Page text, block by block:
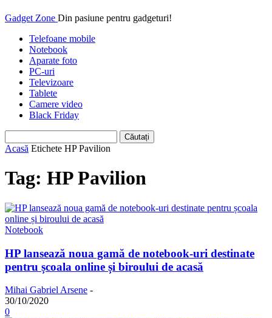
Gadget Zone Din pasiune pentru gadgeturi!
Telefoane mobile
Notebook
Aparate foto
PC-uri
Televizoare
Tablete
Camere video
Black Friday
Acasă Etichete HP Pavilion
Tag: HP Pavilion
Notebook
HP lansează noua gamă de notebook-uri destinate
pentru școala online și biroului de acasă
Mihai Gabriel Arsene -
30/10/2020
0